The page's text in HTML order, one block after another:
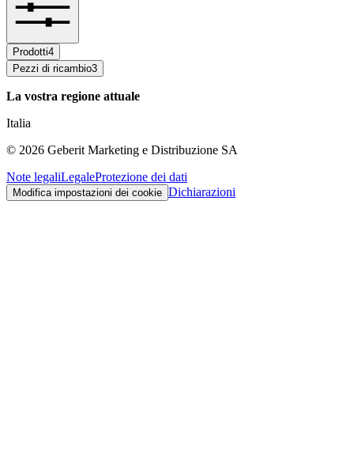
Prodotti4
Pezzi di ricambio3
La vostra regione attuale
Italia
© 2026 Geberit Marketing e Distribuzione SA
Note legaliLegaleProtezione dei dati
Modifica impostazioni dei cookie Dichiarazioni